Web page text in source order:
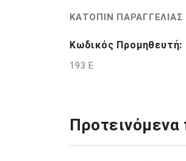
ΚΑΤΟΠΙΝ ΠΑΡΑΓΓΕΛΙΑΣ
Κωδικός Προμηθευτή:
193 E
Προτεινόμενα